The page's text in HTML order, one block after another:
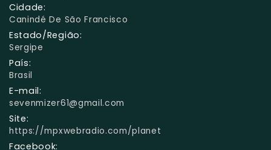
Cidade:
Canindé De São Francisco
Estado/Região:
Sergipe
País:
Brasil
E-mail:
sevenmizer61@gmail.com
Site:
https://mpxwebradio.com/planet
Facebook: